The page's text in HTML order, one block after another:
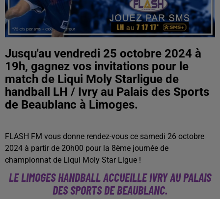
Jusqu'au vendredi 25 octobre 2024 à
19h, gagnez vos invitations pour le
match de Liqui Moly Starligue de
handball LH / Ivry au Palais des Sports
de Beaublanc à Limoges.
FLASH FM vous donne rendez-vous ce samedi 26 octobre
2024 à partir de 20h00 pour la 8ème journée de
championnat de Liqui Moly Star Ligue !
LE LIMOGES HANDBALL ACCUEILLE IVRYAU PALAIS
DES SPORTS DE BEAUBLANC.